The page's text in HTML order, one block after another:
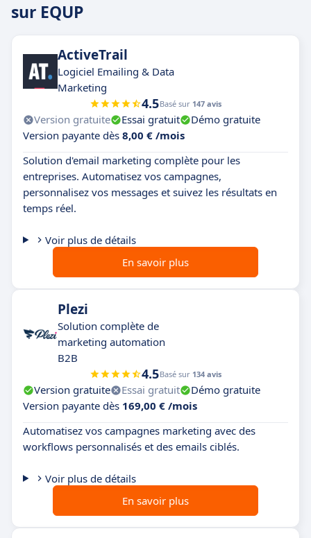
sur EQUP
ActiveTrail
Logiciel Emailing & Data
Marketing
4.5Basé sur 147 avis
Version gratuite Essai gratuit
Démo gratuite
Version payante dès 8,00 € /mois
Solution d'email marketing complète pour les
entreprises. Automatisez vos campagnes,
personnalisez vos messages et suivez les résultats en
temps réel.
Voir plus de détails
En savoir plus
Plezi
Solution complète de
marketing automation
B2B
4.5Basé sur 134 avis
Version gratuite Essai gratuit
Démo gratuite
Version payante dès 169,00 € /mois
Automatisez vos campagnes marketing avec des
workflows personnalisés et des emails ciblés.
Voir plus de détails
En savoir plus